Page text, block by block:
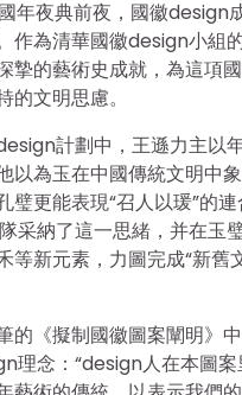
年夜典前夜，國徽design
作為清華國徽design小組
摯的藝術史成就，為這項
的文明思慮。
計劃中，王遜力主以
以為玉在中國傳統文明中
璧更能表現“召人以瑗”的連
采納了這一思緒，并在玉
等新元素，力圖完成“新舊
的《擬制國徽圖案闡明》
理念：“design人在本圖